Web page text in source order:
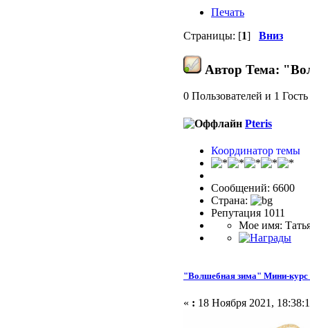
Печать
Страницы: [1] Вниз
Автор Тема:
0 Пользователей и 1
Pteris
Координатор темы
Сообщений: 6600
Страна:
Репутация 1011
Мое имя:
"Волшебная зима" Мини-курс
« : 18 Ноября 2021,